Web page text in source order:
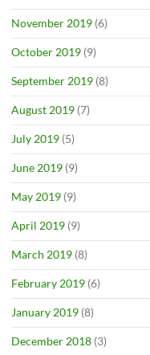
November 2019 (6)
October 2019 (9)
September 2019 (8)
August 2019 (7)
July 2019 (5)
June 2019 (9)
May 2019 (9)
April 2019 (9)
March 2019 (8)
February 2019 (6)
January 2019 (8)
December 2018 (3)